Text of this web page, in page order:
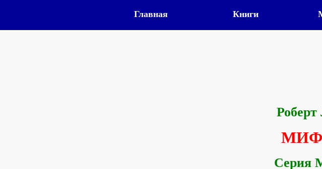
Главная Книги
Серия